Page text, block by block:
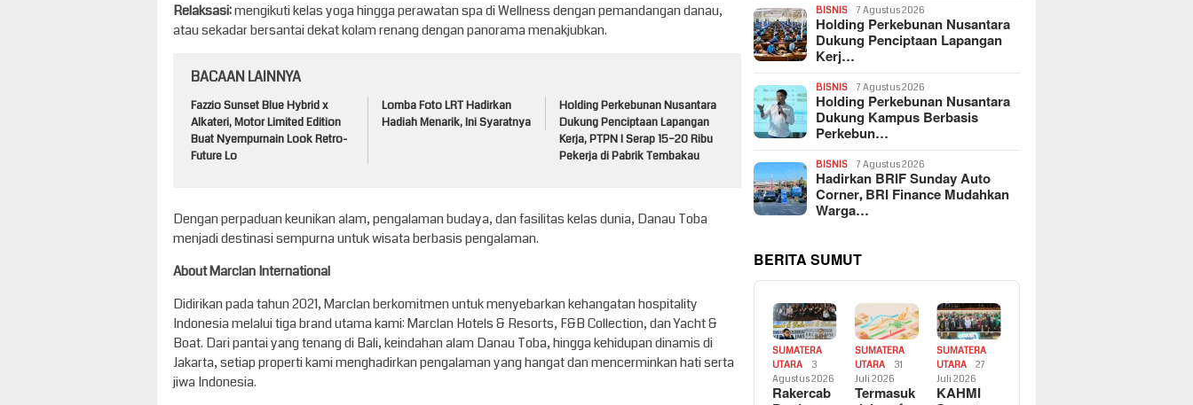
Relaksasi:mengikuti kelas yoga hingga perawatan spa di Wellness dengan pemandangan danau,
atau sekadar bersantai dekat kolam renang dengan panorama menakjubkan.
BACAAN LAINNYA
Fazzio Sunset Blue Hybrid x
Alkateri, Motor Limited Edition
Buat Nyempurnain Look Retro-
Future Lo
Lomba Foto LRT Hadirkan
Hadiah Menarik, Ini Syaratnya
Holding Perkebunan Nusantara
Dukung Penciptaan Lapangan
Kerja, PTPN I Serap 15–20 Ribu
Pekerja di Pabrik Tembakau
Dengan perpaduan keunikan alam, pengalaman budaya, dan fasilitas kelas dunia, Danau Toba
menjadi destinasi sempurna untuk wisata berbasis pengalaman.
About Marclan International
Didirikan pada tahun 2021, Marclan berkomitmen untuk menyebarkan kehangatan hospitality
Indonesia melalui tiga brand utama kami: Marclan Hotels & Resorts, F&B Collection, dan Yacht &
Boat. Dari pantai yang tenang di Bali, keindahan alam Danau Toba, hingga kehidupan dinamis di
Jakarta, setiap properti kami menghadirkan pengalaman yang hangat dan mencerminkan hati serta
jiwa Indonesia.
BISNIS 7 Agustus 2026
Holding Perkebunan Nusantara
Dukung Penciptaan Lapangan
Kerj…
BISNIS 7 Agustus 2026
Holding Perkebunan Nusantara
Dukung Kampus Berbasis
Perkebun…
BISNIS 7 Agustus 2026
Hadirkan BRIF Sunday Auto
Corner, BRI Finance Mudahkan
Warga…
BERITA SUMUT
SUMATERA
UTARA
3
Agustus 2026
Rakercab
SUMATERA
UTARA
31
Juli 2026
Termasuk
SUMATERA
UTARA
27
Juli 2026
KAHMI